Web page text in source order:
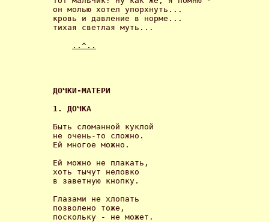
он молью хотел упорхнуть...
кровь и давление в норме...
тихая светлая муть...
..^..
ДОЧКИ-МАТЕРИ
1. ДОЧКА
Быть сломанной куклой
не очень-то сложно.
Ей многое можно.
Ей можно не плакать,
хоть тычут неловко
в заветную кнопку.
Глазами не хлопать
позволено тоже,
поскольку - не может.